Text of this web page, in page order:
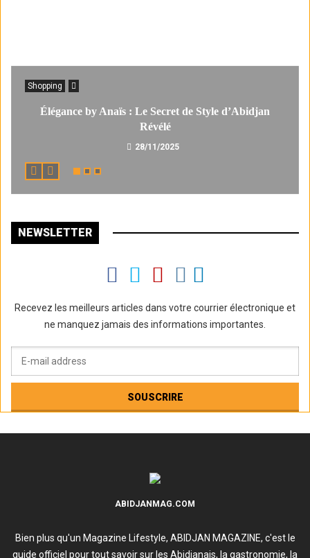
Shopping
Élégance by Anaïs : Le Secret de Style d’Abidjan
Révélé
28/11/2025
NEWSLETTER
Recevez les meilleurs articles dans votre courrier électronique et
ne manquez jamais des informations importantes.
ABIDJANMAG.COM
Bien plus qu'un Magazine Lifestyle, ABIDJAN MAGAZINE, c'est le
guide officiel pour tout savoir sur les Abidjanais, la gastronomie, la